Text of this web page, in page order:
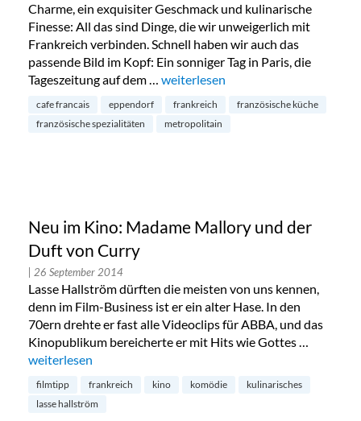
Charme, ein exquisiter Geschmack und kulinarische
Finesse: All das sind Dinge, die wir unweigerlich mit
Frankreich verbinden. Schnell haben wir auch das
passende Bild im Kopf: Ein sonniger Tag in Paris, die
Tageszeitung auf dem … „Métropolitain: Französisches Café
weiterlesen
cafe francais eppendorf frankreich
französische küche
französische spezialitäten
metropolitain
Neu im Kino: Madame Mallory und der
Duft von Curry
| 26 September 2014
Lasse Hallström dürften die meisten von uns kennen,
denn im Film-Business ist er ein alter Hase. In den
70ern drehte er fast alle Videoclips für ABBA, und das
Kinopublikum bereicherte er mit Hits wie Gottes …
„Neu im Kino: Madame Mallory und der Duft von Curry“
weiterlesen
filmtipp frankreich kino komödie
kulinarisches
lasse hallström